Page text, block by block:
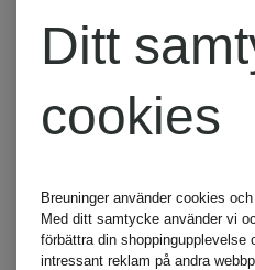
509 kr
Lägsta
432,65 kr
Ditt
cookies
Breuninger använder cookies
Med ditt samtycke använder vi
förbättra din shoppingupplevelse
intressant reklam på andra